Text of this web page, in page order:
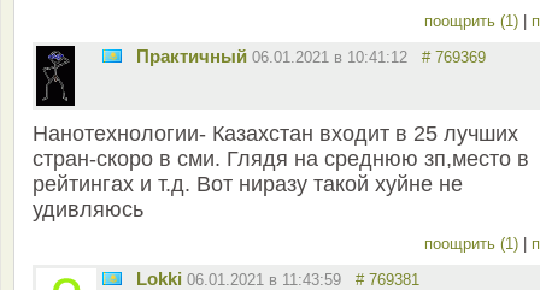
поощрить (1) |
Практичный 06.01.2021 в 10:41:12 # 769369
Нанотехнологии- Казахстан входит в 25 лучших
стран-скоро в сми. Глядя на среднюю зп,место в
рейтингах и т.д. Вот ниразу такой хуйне не
удивляюсь
поощрить (1) |
Lokki 06.01.2021 в 11:43:59 # 769381